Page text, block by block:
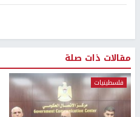
مقالات ذات صلة
فلسطينيات